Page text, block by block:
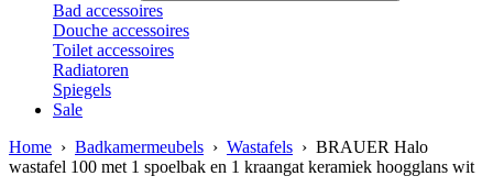
Bad accessoires
Douche accessoires
Toilet accessoires
Radiatoren
Spiegels
Sale
Home › Badkamermeubels › Wastafels › BRAUER Halo
wastafel 100 met 1 spoelbak en 1 kraangat keramiek hoogglans wit